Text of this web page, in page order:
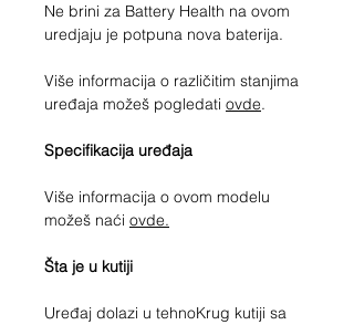
Ne brini za Battery Health na ovom
uredjaju je potpuna nova baterija.
Više informacija o različitim stanjima
uređaja možeš pogledati ovde.
Specifikacija uređaja
Više informacija o ovom modelu
možeš naći ovde.
Šta je u kutiji
Uređaj dolazi u tehnoKrug kutiji sa